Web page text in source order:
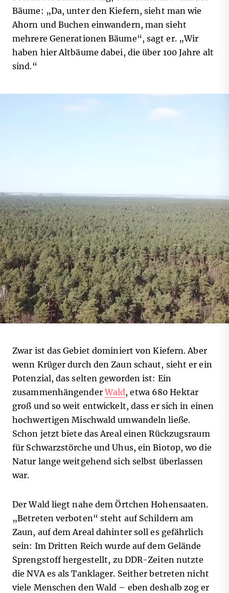
Bäume: „Da, unter den Kiefern, sieht man wie
Ahorn und Buchen einwandern, man sieht
mehrere Generationen Bäume“, sagt er. „Wir
haben hier Altbäume dabei, die über 100 Jahre alt
sind.“
Zwar ist das Gebiet dominiert von Kiefern. Aber
wenn Krüger durch den Zaun schaut, sieht er ein
Potenzial, das selten geworden ist: Ein
zusammenhängenderWald, etwa 680 Hektar
groß und so weit entwickelt, dass er sich in einen
hochwertigen Mischwald umwandeln ließe.
Schon jetzt biete das Areal einen Rückzugsraum
für Schwarzstörche und Uhus, ein Biotop, wo die
Natur lange weitgehend sich selbst überlassen
war.
Der Wald liegt nahe dem Örtchen Hohensaaten.
„Betreten verboten“ steht auf Schildern am
Zaun, auf dem Areal dahinter soll es gefährlich
sein: Im Dritten Reich wurde auf dem Gelände
Sprengstoff hergestellt, zu DDR-Zeiten nutzte
die NVA es als Tanklager. Seither betreten nicht
viele Menschen den Wald – eben deshalb zog er